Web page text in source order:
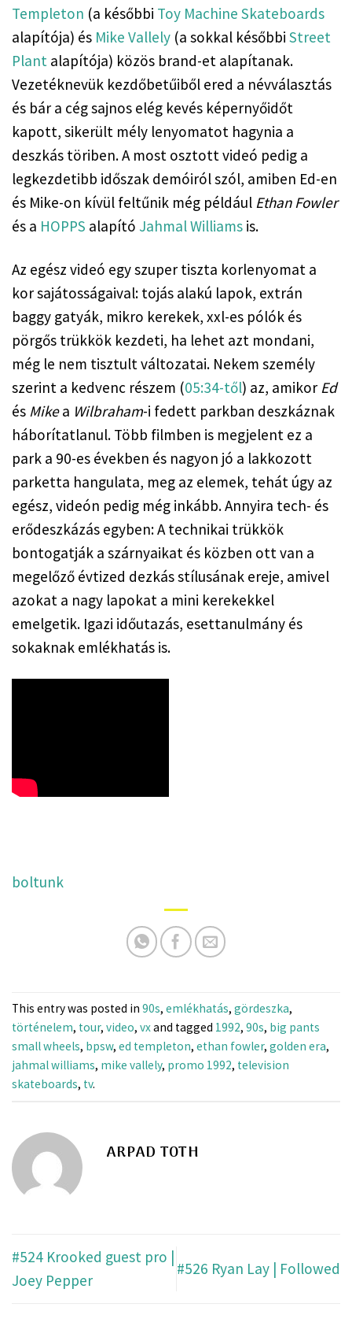
Templeton (a későbbi Toy Machine Skateboards
alapítója) és Mike Vallely (a sokkal későbbi Street
Plant alapítója) közös brand-et alapítanak.
Vezetéknevük kezdőbetűiből ered a névválasztás
és bár a cég sajnos elég kevés képernyőidőt
kapott, sikerült mély lenyomatot hagynia a
deszkás töriben. A most osztott videó pedig a
legkezdetibb időszak demóiról szól, amiben Ed-en
és Mike-on kívül feltűnik még például Ethan Fowler
és a HOPPS alapító Jahmal Williams is.
Az egész videó egy szuper tiszta korlenyomat a
kor sajátosságaival: tojás alakú lapok, extrán
baggy gatyák, mikro kerekek, xxl-es pólók és
pörgős trükkök kezdeti, ha lehet azt mondani,
még le nem tisztult változatai. Nekem személy
szerint a kedvenc részem (05:34-től) az, amikor Ed
és Mike a Wilbraham-i fedett parkban deszkáznak
háborítatlanul. Több filmben is megjelent ez a
park a 90-es években és nagyon jó a lakkozott
parketta hangulata, meg az elemek, tehát úgy az
egész, videón pedig még inkább. Annyira tech- és
erődeszkázás egyben: A technikai trükkök
bontogatják a szárnyaikat és közben ott van a
megelőző évtized dezkás stílusának ereje, amivel
azokat a nagy lapokat a mini kerekekkel
emelgetik. Igazi időutazás, esettanulmány és
sokaknak emlékhatás is.
boltunk
This entry was posted in 90s, emlékhatás, gördeszka,
történelem, tour, video, vxand tagged 1992, 90s, big pants
small wheels, bpsw, ed templeton, ethan fowler, golden era,
jahmal williams, mike vallely, promo 1992, television
skateboards, tv.
ARPAD TOTH
#524 Krooked guest pro |
Joey Pepper
#526 Ryan Lay | Followed